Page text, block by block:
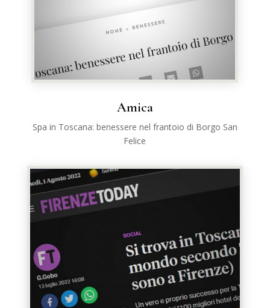
Amica
Spa in Toscana: benessere nel frantoio di Borgo San
Felice